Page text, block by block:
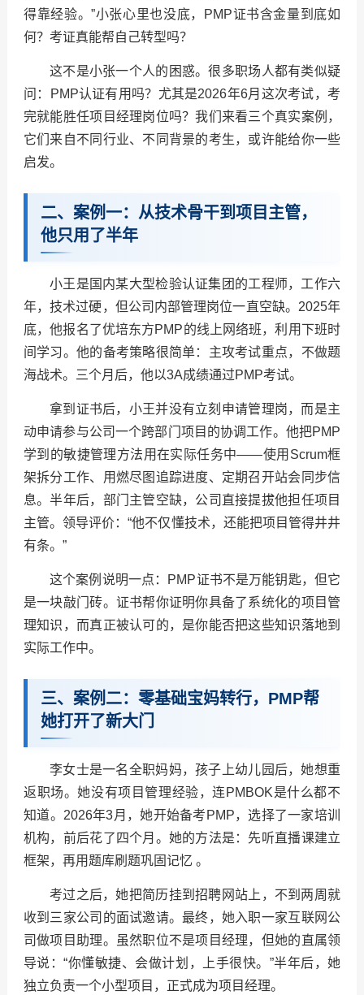
得靠经验。”小张心里也没底，PMP证书含金量到底如
何？考证真能帮自己转型吗？
这不是小张一个人的困惑。很多职场人都有类似疑
问：PMP认证有用吗？尤其是2026年6月这次考试，考
完就能胜任项目经理岗位吗？我们来看三个真实案例，
它们来自不同行业、不同背景的考生，或许能给你一些
启发。
二、案例一：从技术骨干到项目主管，
他只用了半年
小王是国内某大型检验认证集团的工程师，工作六
年，技术过硬，但公司内部管理岗位一直空缺。2025年
底，他报名了优培东方PMP的线上网络班，利用下班时
间学习。他的备考策略很简单：主攻考试重点，不做题
海战术。三个月后，他以3A成绩通过PMP考试。
拿到证书后，小王并没有立刻申请管理岗，而是主
动申请参与公司一个跨部门项目的协调工作。他把PMP
学到的敏捷管理方法用在实际任务中——使用Scrum框
架拆分工作、用燃尽图追踪进度、定期召开站会同步信
息。半年后，部门主管空缺，公司直接提拔他担任项目
主管。领导评价：“他不仅懂技术，还能把项目管得井井
有条。”
这个案例说明一点：PMP证书不是万能钥匙，但它
是一块敲门砖。证书帮你证明你具备了系统化的项目管
理知识，而真正被认可的，是你能否把这些知识落地到
实际工作中。
三、案例二：零基础宝妈转行，PMP帮
她打开了新大门
李女士是一名全职妈妈，孩子上幼儿园后，她想重
返职场。她没有项目管理经验，连PMBOK是什么都不
知道。2026年3月，她开始备考PMP，选择了一家培训
机构，前后花了四个月。她的方法是：先听直播课建立
框架，再用题库刷题巩固记忆 。
考过之后，她把简历挂到招聘网站上，不到两周就
收到三家公司的面试邀请。最终，她入职一家互联网公
司做项目助理。虽然职位不是项目经理，但她的直属领
导说：“你懂敏捷、会做计划，上手很快。”半年后，她
独立负责一个小型项目，正式成为项目经理。